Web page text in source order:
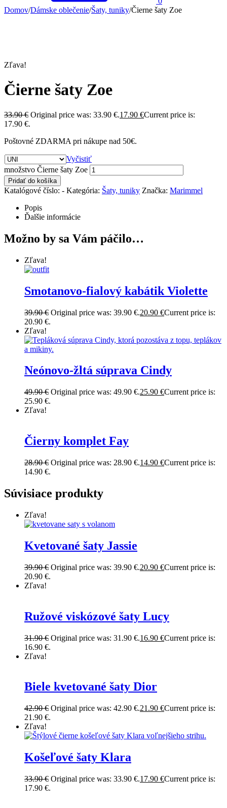
Domov/Dámske oblečenie/Šaty, tuniky/Čierne šaty Zoe
Zľava!
Čierne šaty Zoe
33.90€ Original price was: 33.90 €.17.90 €Current price is:
17.90 €.
Poštovné ZDARMA pri nákupe nad 50€.
Vyčistiť
množstvo Čierne šaty Zoe
Pridať do košíka
Katalógové číslo: - Kategória: Šaty, tuniky Značka: Marimmel
Popis
Ďalšie informácie
Možno by sa Vám páčilo…
Zľava!
Smotanovo-fialový kabátik Violette
39.90€ Original price was: 39.90 €.20.90 €Current price is:
20.90 €.
Zľava!
Neónovo-žltá súprava Cindy
49.90€ Original price was: 49.90 €.25.90 €Current price is:
25.90 €.
Zľava!
Čierny komplet Fay
28.90€ Original price was: 28.90 €.14.90 €Current price is:
14.90 €.
Súvisiace produkty
Zľava!
Kvetované šaty Jassie
39.90€ Original price was: 39.90 €.20.90 €Current price is:
20.90 €.
Zľava!
Ružové viskózové šaty Lucy
31.90€ Original price was: 31.90 €.16.90 €Current price is:
16.90 €.
Zľava!
Biele kvetované šaty Dior
42.90€ Original price was: 42.90 €.21.90 €Current price is:
21.90 €.
Zľava!
Košeľové šaty Klara
33.90€ Original price was: 33.90 €.17.90 €Current price is:
17.90 €.